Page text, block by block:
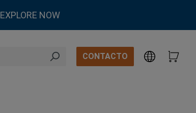
EXPLORE NOW
CONTACTO